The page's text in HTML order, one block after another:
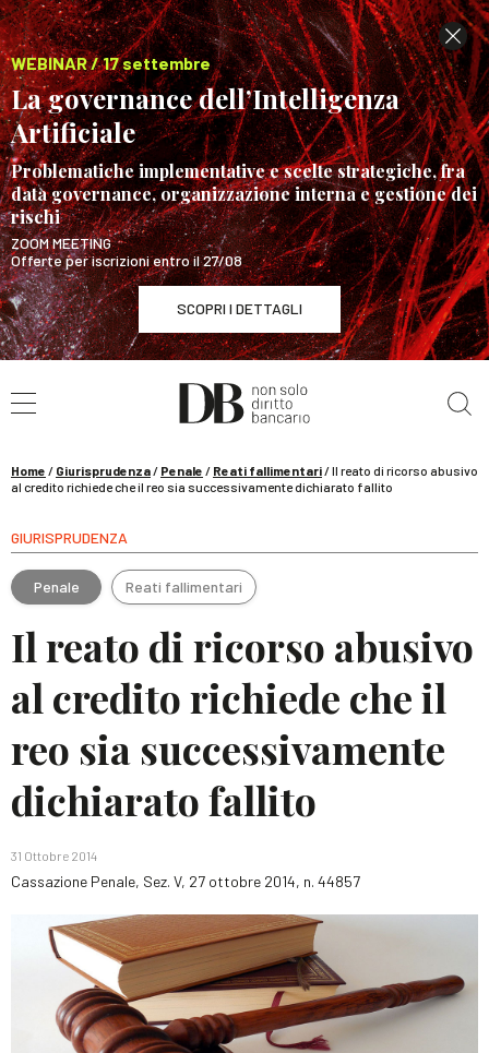
WEBINAR / 17 settembre
La governance dell’Intelligenza
Artificiale
Problematiche implementative e scelte strategiche, fra
data governance, organizzazione interna e gestione dei
rischi
ZOOM MEETING
Offerte per iscrizioni entro il 27/08
SCOPRI I DETTAGLI
WEBINAR / 17 settembre
La governance dell’Intelligenza Artificiale
Home / Giurisprudenza/ Penale / Reati fallimentari/Il reato di ricorso abusivo
al credito richiede che il reo sia successivamente dichiarato fallito
GIURISPRUDENZA
Penale Reati fallimentari
Il reato di ricorso abusivo
al credito richiede che il
reo sia successivamente
dichiarato fallito
31 Ottobre 2014
Cassazione Penale, Sez. V, 27 ottobre 2014, n. 44857